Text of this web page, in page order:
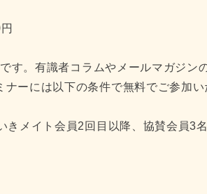
す。有識者コラムやメールマガジン
ナーには以下の条件で無料でご参加
メイト会員2回目以降、協賛会員3